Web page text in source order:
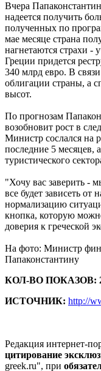
Вчера
надеется получить
полученных по
мае месяце страна
нагнетаются страхи -
Греции придется
340 млрд евро. В
облигации страны, а
высот.
По прогнозам
возобновит рост в
Министр сослался на
последние 5 месяцев,
туристического
"Хочу вас заверить -
все будет зависеть
нормализацию
кнопка, которую
доверия к греческой
На фото: Министр
Папаконстантину
КОЛ-ВО ПОКАЗОВ:
ИСТОЧНИК: http://
Редакция интернет-
цитирование
greek.ru", при